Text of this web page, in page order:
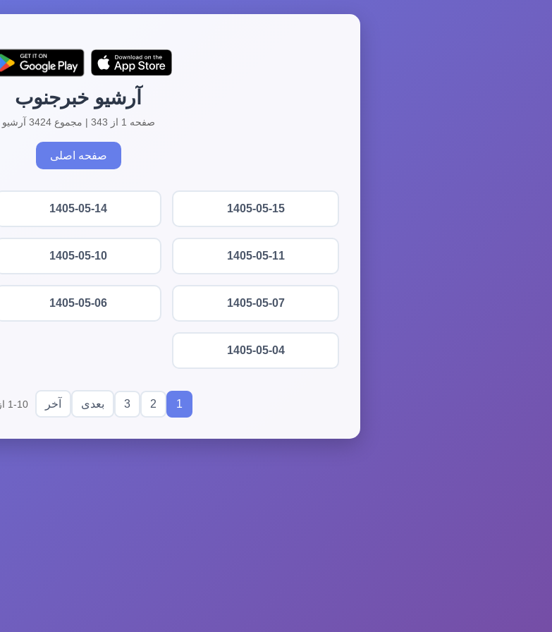
آرشیو خبرجنوب
صفحه 1 از 343 | مجموع 3424 آرشیو
صفحه اصلی
1405-05-15
1405-05-14
1405-05-11
1405-05-10
1405-05-07
1405-05-06
1405-05-04
1
2
3 بعدی آخر 1-10 از 3424